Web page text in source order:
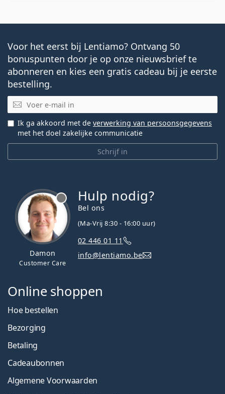
Voor het eerst bij Lentiamo? Ontvang 50
bonuspunten door je op onze nieuwsbrief te
abonneren en kies een gratis cadeau bij je eerste
bestelling.
E-mail
Schrijf in
Ik ga akkoord met de verwerking van persoonsgegevens
met het doel zakelijke communicatie
Damon
Customer Care
Hulp nodig?
Bel ons
(Ma-Vrij 8:30 - 16:00 uur)
02 446 01 11
info@lentiamo.be
Online shoppen
Hoe bestellen
Bezorging
Betaling
Cadeaubonnen
Algemene Voorwaarden